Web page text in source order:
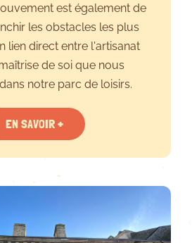
est également de
les obstacles les plus
lien direct entre l'artisanat
de soi que nous
notre parc de loisirs.
EN SAVOIR +